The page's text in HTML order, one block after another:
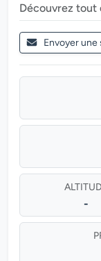
Découvrez tout
Envoyer
-